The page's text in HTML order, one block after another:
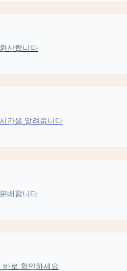
산합니다
간을 알려줍니다
배합니다
바로 확인하세요